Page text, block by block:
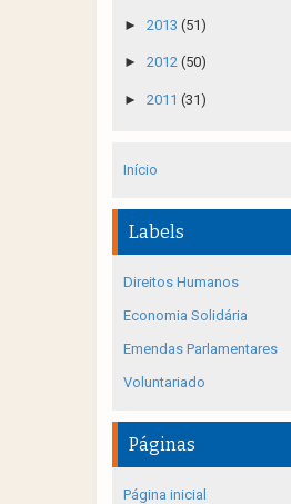
► 2013 (51)
► 2012 (50)
► 2011 (31)
Início
Labels
Direitos Humanos
Economia Solidária
Emendas Parlamentares
Voluntariado
Páginas
Página inicial